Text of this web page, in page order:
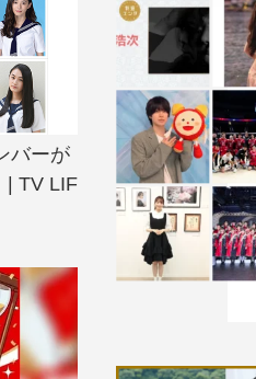
バーが
| TV LIF